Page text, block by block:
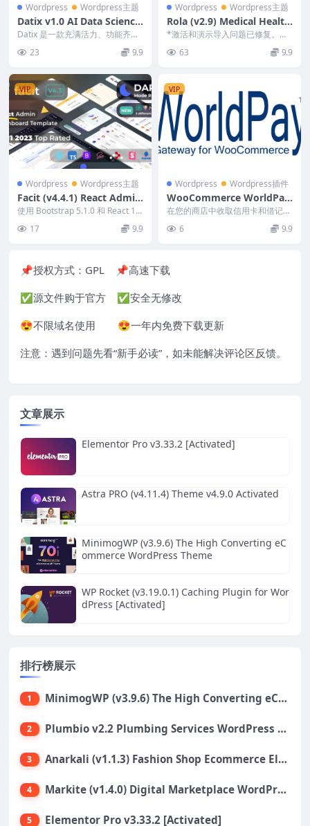
Wordpress Wordpress主题
Datix v1.0 AI Data Science
& Analytics WordPress Th
eme
Datix 是一款充满活力、功能齐全
且高度优化的 WordPress 主题。
它专...
23 9.9
Wordpress Wordpress主题
Rola (v2.9) Medical Health
& Dental Care WordPress
Theme
*激活和演示导入问题已修复。安
装主题，安装插件，然后转到工具
– 演示安装。仅此...
63 9.9
VIP
Wordpress Wordpress主题
Facit (v4.4.1) React Admin
Dashboard Template
使用 Bootstrap 5.1.0 和 React 17.
17 9.9
VIP
Wordpress Wordpress插件
WooCommerce WorldPay
Gateway (v5.3.6)
在您的商店中收取信用卡和借记卡
付款的完美方式。付款由WorldPa
y Nulle...
6 9.9
📌授权方式： GPL 📌高速下载
✅源文件购于官方 ✅安全无修改
😍不限域名使用 😍一年内免费下载更新
注意：遇到问题先看“新手必读”，如未能解决评论区反馈。
文章展示
Elementor Pro v3.33.2 [Activated]
Astra PRO (v4.11.4) Theme v4.9.0 Activated
MinimogWP (v3.9.6) The High Converting eC
ommerce WordPress Theme
WP Rocket (v3.19.0.1) Caching Plugin for Wor
dPress [Activated]
排行榜展示
1 MinimogWP (v3.9.6) The High Converting eCommerce WordPress Theme
2 Plumbio v2.2 Plumbing Services WordPress Theme
3 Anarkali (v1.1.3) Fashion Shop Ecommerce Elementor Theme
4 Markite (v1.4.0) Digital Marketplace WordPress Theme
5 Elementor Pro v3.33.2 [Activated]